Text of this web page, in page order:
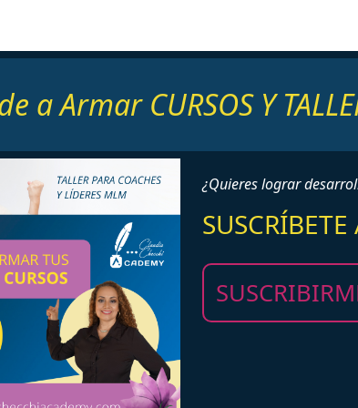
a Armar CURSOS Y
¿Quieres lograr